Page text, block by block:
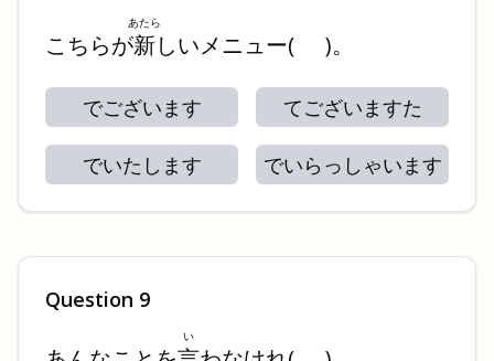
こちらが新
あたら
しいメニュー( )。
でございます てございますた
でいたします でいらっしゃいます
Question 9
い